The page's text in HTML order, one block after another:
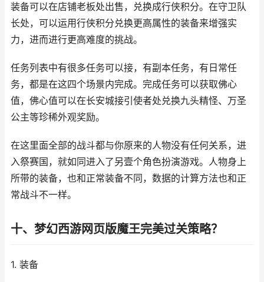
装备可以在店铺老板处出售，兑换成行侠积分。在守卫队
长处，可以运用行侠积分兑换更高属性的装备来增强实
力，进而进行更高难度的挑战。
任务列表中有很多任务可以接，有副本任务，有日常任
务，都是在这四个场景内完成。完成任务可以获取佛心
值，佛心值可以在长安城接引使者处兑换九头精怪、万圣
公主等珍稀外观奖励。
在这里面全部的战斗都与你原来的人物没有任何关系，进
入祭赛国，就如同进入了另壹个角色扮演游戏。人物身上
所带的装备，也和正常装备不同，数据的计算方法也和正
常战斗不一样。
十、梦幻西游网页版魔王完美过关策略？
1. 装备